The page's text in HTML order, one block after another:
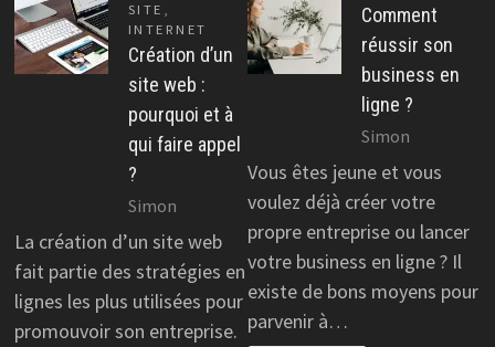
SITE ,
INTERNET
Création d’un
site web :
pourquoi et à
qui faire appel
?
Simon
La création d’un site web
fait partie des stratégies en
lignes les plus utilisées pour
promouvoir son entreprise.
Comment
réussir son
business en
ligne ?
Simon
Vous êtes jeune et vous
voulez déjà créer votre
propre entreprise ou lancer
votre business en ligne ? Il
existe de bons moyens pour
parvenir à…